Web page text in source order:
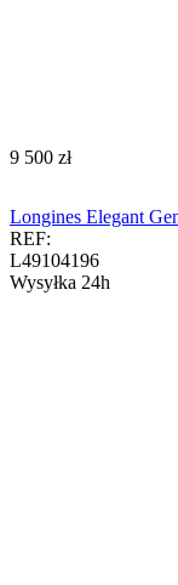
‍9 500‍ zł
Longines Elegant
REF:
L49104196
Wysyłka 24h